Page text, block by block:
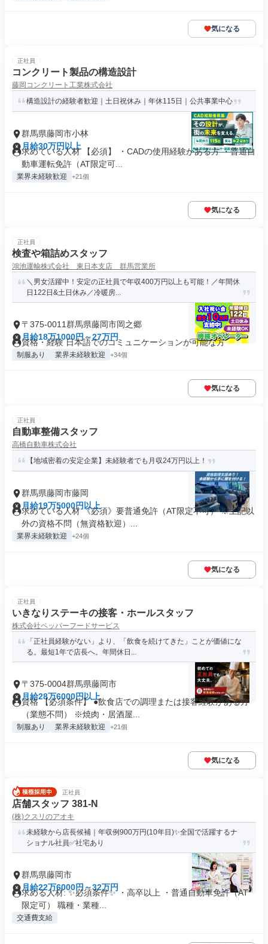
気になる
正社員
コンクリート製品の構造設計
藤岡コンクリート工業株式会社
構造設計の経験者歓迎｜土日祝休み｜年休115日｜公共事業中心
群馬県藤岡市小林
月給30万円以上
求めている人材 【必須】 ・CADの使用経験がある方 ・普通自
動車運転免許（AT限定可...
業界未経験歓迎 +21個
気になる
正社員
検査や箱詰めスタッフ
鴻池運輸株式会社 東日本支店 群馬営業所
＼男女活躍中！安定の正社員で年収400万円以上も可能！／年間休
日122日&土日休み／冷暖房...
〒375-0011群馬県藤岡市岡之郷
月給18万1000円～27万円
資格・経験 日本語でのコミュニケーションが可能な方
制服あり 業界未経験歓迎 +34個
気になる
正社員
自動車整備スタッフ
高橋自動車株式会社
【地域密着の安定企業】未経験者でも月収24万円以上！
群馬県藤岡市藤岡
月給19万5000円以上
求めている人材 《必須》要普通免許（AT限定不可） ※上記以
外の資格不問（無資格歓迎）...
業界未経験歓迎 +24個
気になる
正社員
いきなりステーキの接客・ホールスタッフ
株式会社ペッパーフードサービス
「正社員経験がない」より、「飲食を続けてきた」ことが価値にな
る。最短1年で店長へ。年間休日...
〒375-0004群馬県藤岡市
月給28万6000円以上
資格 【必須条件】 ●飲食店での調理または接客経験がある方
（業態不問） ※焼肉・居酒屋...
制服あり 業界未経験歓迎 +21個
気になる
正社員
店舗スタッフ 381-N
(株)クスリのアオキ
未経験から店長候補｜年収例900万円(10年目)✨全国で活躍するナ
ショナル社員✅社宅あり
群馬県藤岡市
月給22万6000円～32万円
求める人材: ✨必須条件✨ ・高卒以上 ・普通自動車免許（AT
限定可） 職種・業種...
交通費支給